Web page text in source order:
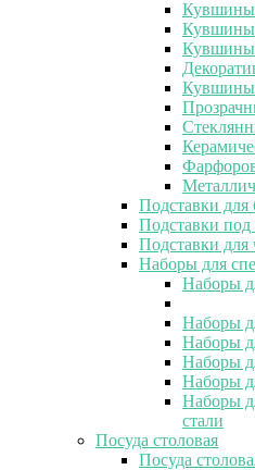
Кувшины
Кувшины
Кувшины
Кувшины
Подставки для
Подставки под
Подставки для
Наборы для
Наборы
Наборы
Наборы
Наборы
Наборы
Наборы
стали
Посуда столовая
Посуда